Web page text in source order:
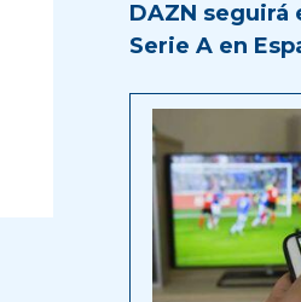
DAZN seguirá
Serie A en